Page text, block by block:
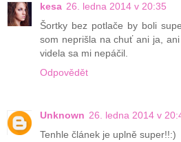
kesa 26. ledna 2014 v 20:35
Šortky bez potlače by boli
som neprišla na chuť ani ja,
videla sa mi nepáčil.
Odpovědět
Unknown 26. ledna 2014 v
Tenhle článek je uplně super!!:)